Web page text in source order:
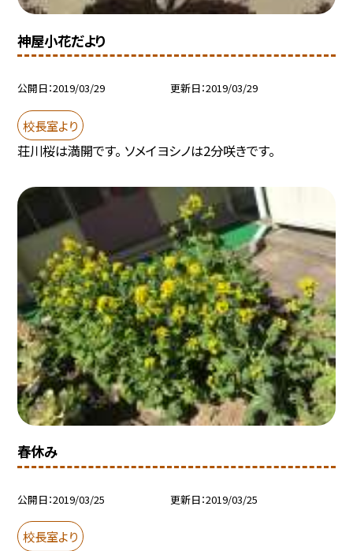
神屋小花だより
公開日 2019/03/29 更新日 2019/03/29
校長室より
荘川桜は満開です。 ソメイヨシノは2分咲きです。
春休み
公開日 2019/03/25 更新日 2019/03/25
校長室より